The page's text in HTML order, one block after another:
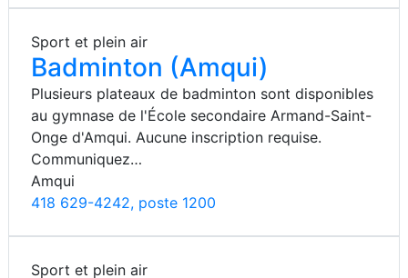
Sport et plein air
Badminton (Amqui)
Plusieurs plateaux de badminton sont disponibles
au gymnase de l'École secondaire Armand-Saint-
Onge d'Amqui. Aucune inscription requise.
Communiquez…
Amqui
418 629-4242, poste 1200
Sport et plein air